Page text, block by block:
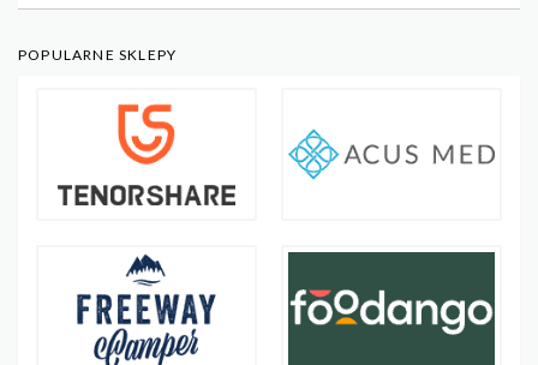
POPULARNE SKLEPY